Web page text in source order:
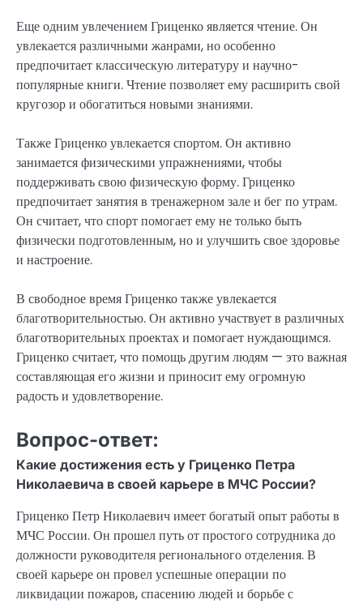
Еще одним увлечением Гриценко является чтение. Он
увлекается различными жанрами, но особенно
предпочитает классическую литературу и научно-
популярные книги. Чтение позволяет ему расширить свой
кругозор и обогатиться новыми знаниями.
Также Гриценко увлекается спортом. Он активно
занимается физическими упражнениями, чтобы
поддерживать свою физическую форму. Гриценко
предпочитает занятия в тренажерном зале и бег по утрам.
Он считает, что спорт помогает ему не только быть
физически подготовленным, но и улучшить свое здоровье
и настроение.
В свободное время Гриценко также увлекается
благотворительностью. Он активно участвует в различных
благотворительных проектах и помогает нуждающимся.
Гриценко считает, что помощь другим людям — это важная
составляющая его жизни и приносит ему огромную
радость и удовлетворение.
Вопрос-ответ:
Какие достижения есть у Гриценко Петра
Николаевича в своей карьере в МЧС России?
Гриценко Петр Николаевич имеет богатый опыт работы в
МЧС России. Он прошел путь от простого сотрудника до
должности руководителя регионального отделения. В
своей карьере он провел успешные операции по
ликвидации пожаров, спасению людей и борьбе с